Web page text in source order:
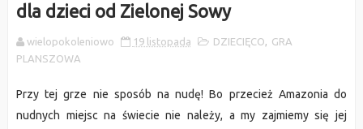
dla dzieci od Zielonej Sowy
wielopokoleniowo 19 listopada DZIECIĘCO, GRA
PLANSZOWA
Przy tej grze nie sposób na nudę! Bo przecież Amazonia do
nudnych miejsc na świecie nie należy, a my zajmiemy się jej